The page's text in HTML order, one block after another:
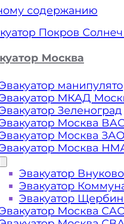
содержанию
Покров
Москва
Эвакуатор
Эвакуатор МКАД
Эвакуатор Зеленоград
Эвакуатор Москва
Эвакуатор Москва
Эвакуатор Москва
Эвакуатор Внуково
Эвакуатор
Эвакуатор
Эвакуатор Москва